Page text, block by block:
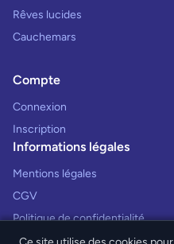
Rêves lucides
Cauchemars
Compte
Connexion
Inscription
Informations légales
Mentions légales
CGV
Politique de confidentialité